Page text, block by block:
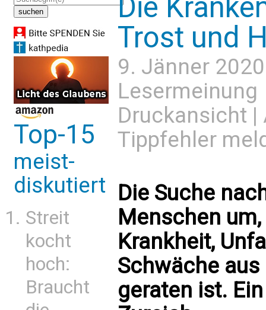
Top-15
meist-
diskutiert
Streit
kocht
hoch:
Braucht
Die
Trost und
9. Jänner
Lesermeinung
Druckansicht |
Tippfehler
Die Suche
Menschen
Krankheit,
Schwäche
geraten ist.